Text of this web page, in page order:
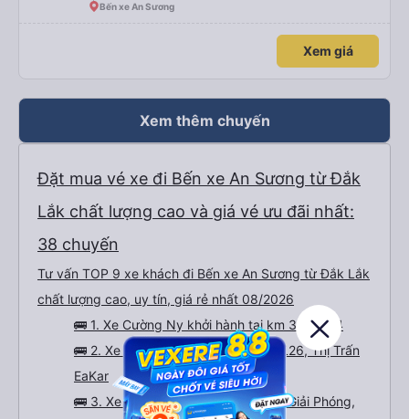
Bến xe An Sương
Xem giá
Xem thêm chuyến
Đặt mua vé xe đi Bến xe An Sương từ Đắk
Lắk chất lượng cao và giá vé ưu đãi nhất:
38 chuyến
Tư vấn TOP 9 xe khách đi Bến xe An Sương từ Đắk Lắk
chất lượng cao, uy tín, giá rẻ nhất 08/2026
🚌 1. Xe Cường Ny khởi hành tại km 39, QL14
🚌 2. Xe Loan Sáng khởi hành tại QL26, Thị Trấn
EaKar
🚌 3. Xe Việt Tân Phát khởi hành tại Giải Phóng,